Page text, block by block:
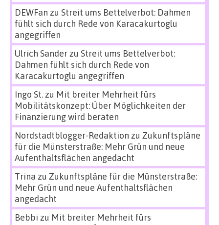
DEWFan zu Streit ums Bettelverbot: Dahmen
fühlt sich durch Rede von Karacakurtoglu
angegriffen
Ulrich Sanderzu Streit ums Bettelverbot:
Dahmen fühlt sich durch Rede von
Karacakurtoglu angegriffen
Ingo St.zu Mit breiter Mehrheit fürs
Mobilitätskonzept: Über Möglichkeiten der
Finanzierung wird beraten
Nordstadtblogger-Redaktion zu Zukunftspläne
für die Münsterstraße: Mehr Grün und neue
Aufenthaltsflächen angedacht
Trina zu Zukunftspläne für die Münsterstraße:
Mehr Grün und neue Aufenthaltsflächen
angedacht
Bebbi zu Mit breiter Mehrheit fürs